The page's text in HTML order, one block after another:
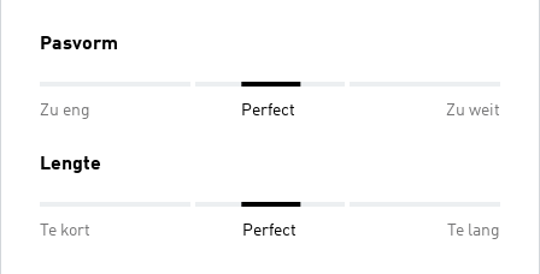
Pasvorm
Zu eng Perfect Zu weit
Lengte
Te kort Perfect Te lang